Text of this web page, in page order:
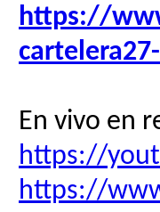
https://
En vivo en
https://
https://